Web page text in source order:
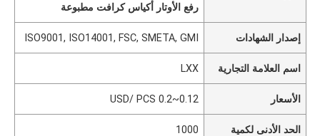
رفع الأوتار أكياس كرافت مطبوعة
إصدار الشهادات ISO9001, ISO14001, FSC, SMETA, GMI
اسم العلامة التجارية LXX
الأسعار 0.12~0.2 USD/ PCS
الحد الأدنى لكمية 1000